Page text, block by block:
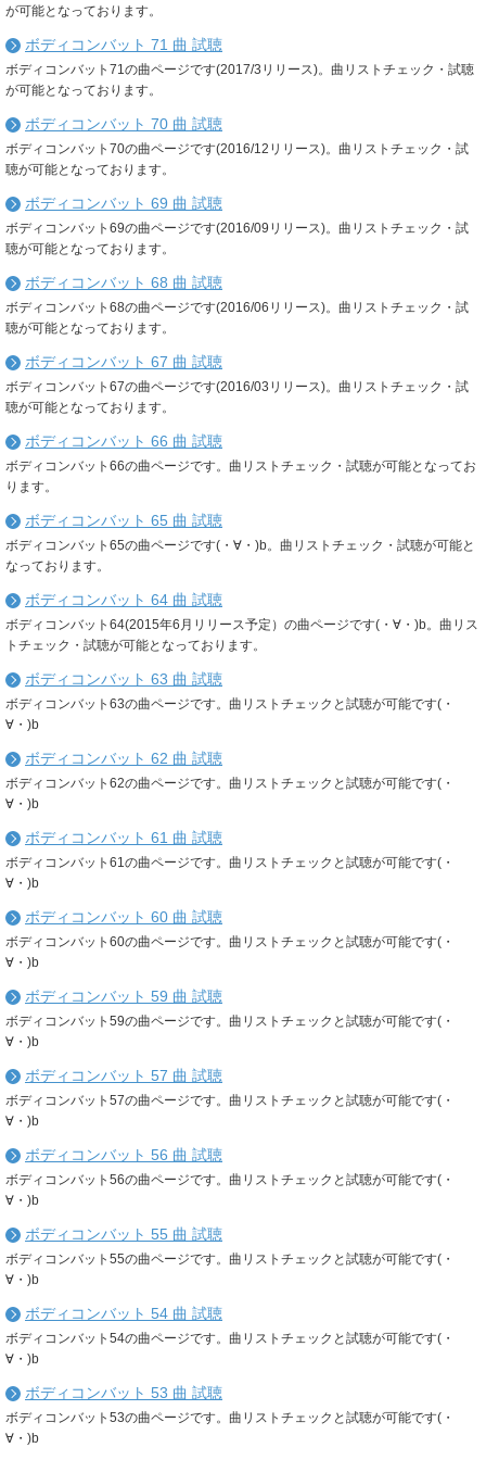
が可能となっております。
ボディコンバット 71 曲 試聴
ボディコンバット71の曲ページです(2017/3リリース)。曲リストチェック・試聴
が可能となっております。
ボディコンバット 70 曲 試聴
ボディコンバット70の曲ページです(2016/12リリース)。曲リストチェック・試
聴が可能となっております。
ボディコンバット 69 曲 試聴
ボディコンバット69の曲ページです(2016/09リリース)。曲リストチェック・試
聴が可能となっております。
ボディコンバット 68 曲 試聴
ボディコンバット68の曲ページです(2016/06リリース)。曲リストチェック・試
聴が可能となっております。
ボディコンバット 67 曲 試聴
ボディコンバット67の曲ページです(2016/03リリース)。曲リストチェック・試
聴が可能となっております。
ボディコンバット 66 曲 試聴
ボディコンバット66の曲ページです。曲リストチェック・試聴が可能となってお
ります。
ボディコンバット 65 曲 試聴
ボディコンバット65の曲ページです(・∀・)b。曲リストチェック・試聴が可能と
なっております。
ボディコンバット 64 曲 試聴
ボディコンバット64(2015年6月リリース予定）の曲ページです(・∀・)b。曲リス
トチェック・試聴が可能となっております。
ボディコンバット 63 曲 試聴
ボディコンバット63の曲ページです。曲リストチェックと試聴が可能です(・
∀・)b
ボディコンバット 62 曲 試聴
ボディコンバット62の曲ページです。曲リストチェックと試聴が可能です(・
∀・)b
ボディコンバット 61 曲 試聴
ボディコンバット61の曲ページです。曲リストチェックと試聴が可能です(・
∀・)b
ボディコンバット 60 曲 試聴
ボディコンバット60の曲ページです。曲リストチェックと試聴が可能です(・
∀・)b
ボディコンバット 59 曲 試聴
ボディコンバット59の曲ページです。曲リストチェックと試聴が可能です(・
∀・)b
ボディコンバット 57 曲 試聴
ボディコンバット57の曲ページです。曲リストチェックと試聴が可能です(・
∀・)b
ボディコンバット 56 曲 試聴
ボディコンバット56の曲ページです。曲リストチェックと試聴が可能です(・
∀・)b
ボディコンバット 55 曲 試聴
ボディコンバット55の曲ページです。曲リストチェックと試聴が可能です(・
∀・)b
ボディコンバット 54 曲 試聴
ボディコンバット54の曲ページです。曲リストチェックと試聴が可能です(・
∀・)b
ボディコンバット 53 曲 試聴
ボディコンバット53の曲ページです。曲リストチェックと試聴が可能です(・
∀・)b